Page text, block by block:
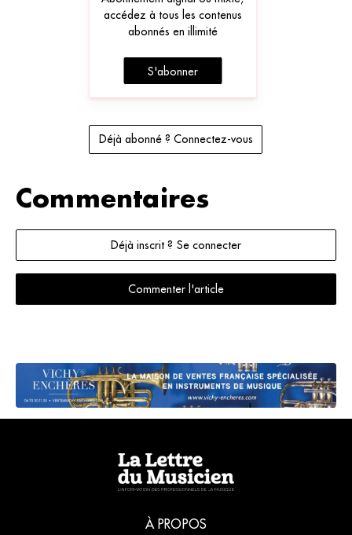
accédez à tous les contenus
abonnés en illimité
S'abonner
Déjà abonné ? Connectez-vous
Commentaires
Déjà inscrit ? Se connecter
Commenter l'article
À PROPOS